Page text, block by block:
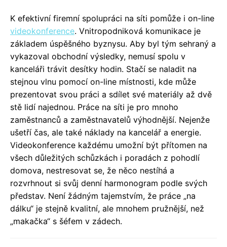
K efektivní firemní spolupráci na síti pomůže i on-line
videokonference. Vnitropodniková komunikace je
základem úspěšného byznysu. Aby byl tým sehraný a
vykazoval obchodní výsledky, nemusí spolu v
kanceláři trávit desítky hodin. Stačí se naladit na
stejnou vlnu pomocí on-line místnosti, kde může
prezentovat svou práci a sdílet své materiály až dvě
stě lidí najednou. Práce na síti je pro mnoho
zaměstnanců a zaměstnavatelů výhodnější. Nejenže
ušetří čas, ale také náklady na kancelář a energie.
Videokonference každému umožní být přítomen na
všech důležitých schůzkách i poradách z pohodlí
domova, nestresovat se, že něco nestíhá a
rozvrhnout si svůj denní harmonogram podle svých
představ. Není žádným tajemstvím, že práce „na
dálku“ je stejně kvalitní, ale mnohem pružnější, než
„makačka“ s šéfem v zádech.